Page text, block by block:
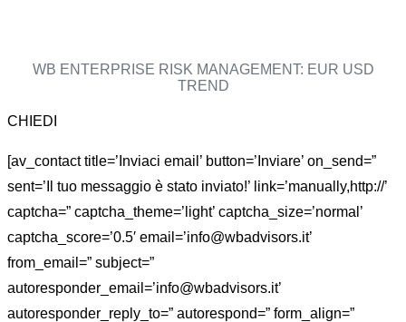
WB ENTERPRISE RISK MANAGEMENT: EUR USD
TREND
CHIEDI
[av_contact title=’Inviaci email’ button=’Inviare’ on_send=”
sent=’Il tuo messaggio è stato inviato!’ link=’manually,http://’
captcha=” captcha_theme=’light’ captcha_size=’normal’
captcha_score=’0.5′ email=’info@wbadvisors.it’
from_email=” subject=”
autoresponder_email=’info@wbadvisors.it’
autoresponder_reply_to=” autorespond=” form_align=”